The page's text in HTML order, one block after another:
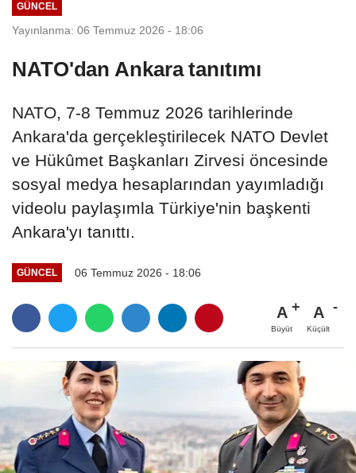
GÜNCEL
Yayınlanma: 06 Temmuz 2026 - 18:06
NATO'dan Ankara tanıtımı
NATO, 7-8 Temmuz 2026 tarihlerinde
Ankara'da gerçekleştirilecek NATO Devlet
ve Hükûmet Başkanları Zirvesi öncesinde
sosyal medya hesaplarından yayımladığı
videolu paylaşımla Türkiye'nin başkenti
Ankara'yı tanıttı.
GÜNCEL 06 Temmuz 2026 - 18:06
A
Büyüt
A
Küçült